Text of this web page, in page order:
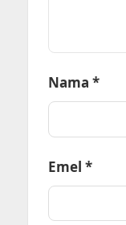
Nama *
Emel *